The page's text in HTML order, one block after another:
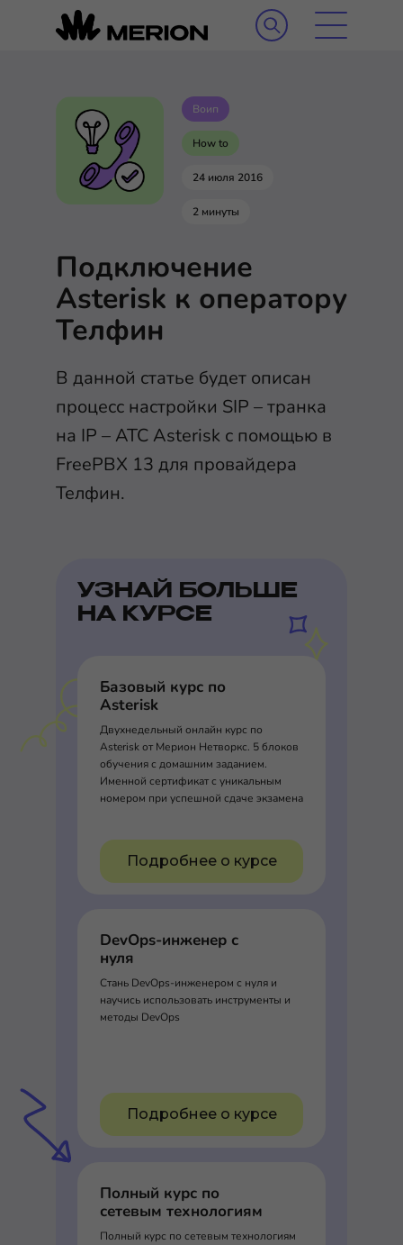
Воип
How to
24 июля 2016
2 минуты
Подключение
Asterisk к оператору
Телфин
В данной статье будет описан
процесс настройки SIP – транка
на IP – АТС Asterisk с помощью в
FreePBX 13 для провайдера
Телфин.
УЗНАЙ БОЛЬШЕ
НА КУРСЕ
Базовый курс по
Asterisk
Двухнедельный онлайн курс по
Asterisk от Мерион Нетворкс. 5 блоков
обучения с домашним заданием.
Именной сертификат с уникальным
номером при успешной сдаче экзамена
Подробнее о курсе
DevOps-инженер с
нуля
Стань DevOps-инженером с нуля и
научись использовать инструменты и
методы DevOps
Подробнее о курсе
Полный курс по
сетевым технологиям
Полный курс по сетевым технологиям